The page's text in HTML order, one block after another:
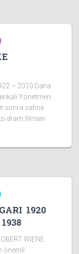
– 2010 Daha
Yönetmen.
sonra sahne
dram filmleri
1920
WIENE
önemli